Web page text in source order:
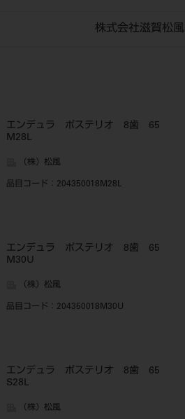
株式会社滋賀松風
エンデュラ ポステリオ 8歯 65
M28L
（株）松風
品目コード ：204350018M28L
エンデュラ ポステリオ 8歯 65
M30U
（株）松風
品目コード ：204350018M30U
エンデュラ ポステリオ 8歯 65
S28L
（株）松風